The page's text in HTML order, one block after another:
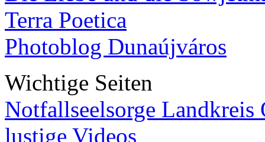
Terra Poetica
Photoblog Dunaújváros
Wichtige Seiten
Notfallseelsorge Landkreis
lustige Videos